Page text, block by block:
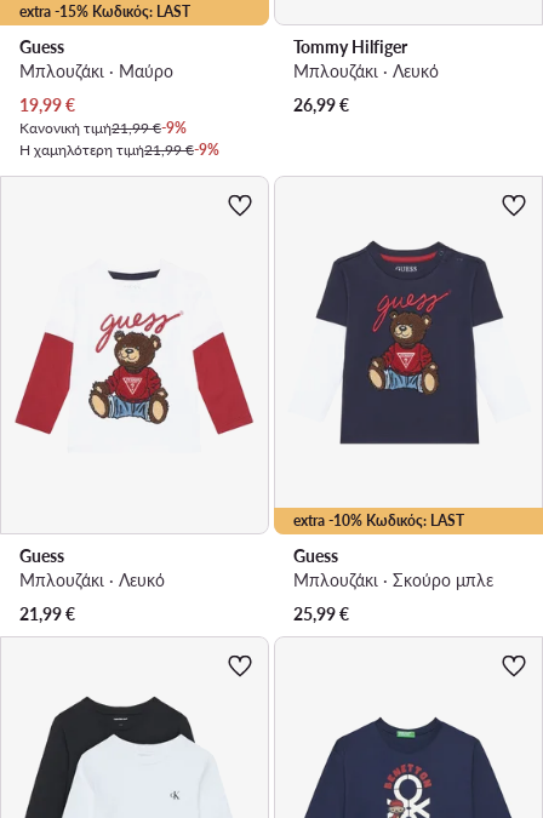
extra -15% Κωδικός: LAST
Guess
Μπλουζάκι · Μαύρο
Τρέχουσα τιμή
19,99€
Κανονική τιμή21,99 €-9%
Η χαμηλότερη τιμή21,99 €-9%
Tommy Hilfiger
Μπλουζάκι · Λευκό
26,99€
Guess
Μπλουζάκι · Λευκό
21,99€
extra -10% Κωδικός: LAST
Guess
Μπλουζάκι · Σκούρο μπλε
25,99€